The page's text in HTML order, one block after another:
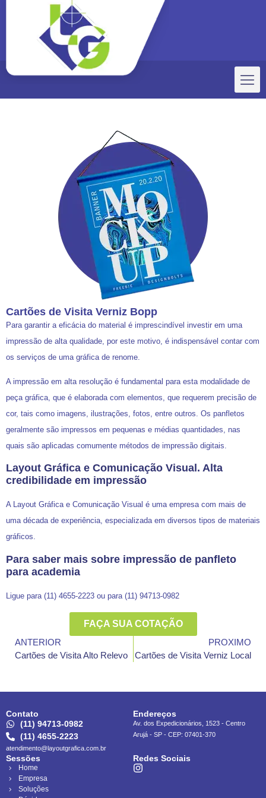
Cartões de Visita Verniz Bopp
Para garantir a eficácia do material é imprescindível investir em uma
impressão de alta qualidade, por este motivo, é indispensável contar com
os serviços de uma gráfica de renome.
A impressão em alta resolução é fundamental para esta modalidade de
peça gráfica, que é elaborada com elementos, que requerem precisão de
cor, tais como imagens, ilustrações, fotos, entre outros. Os panfletos
geralmente são impressos em pequenas e médias quantidades, nas
quais são aplicadas comumente métodos de impressão digitais.
Layout Gráfica e Comunicação Visual. Alta
credibilidade em impressão
A Layout Gráfica e Comunicação Visual é uma empresa com mais de
uma década de experiência, especializada em diversos tipos de materiais
gráficos.
Para saber mais sobre impressão de panfleto
para academia
Ligue para (11) 4655-2223 ou para (11) 94713-0982
FAÇA SUA COTAÇÃO
ANTERIOR
Cartões de Visita Alto Relevo
PROXIMO
Cartões de Visita Verniz Local
Contato
(11) 94713-0982
(11) 4655-2223
atendimento@layoutgrafica.com.br
Endereços
Av. dos Expedicionários, 1523 - Centro
Arujá - SP - CEP: 07401-370
Sessões
Home
Empresa
Soluções
Redes Sociais